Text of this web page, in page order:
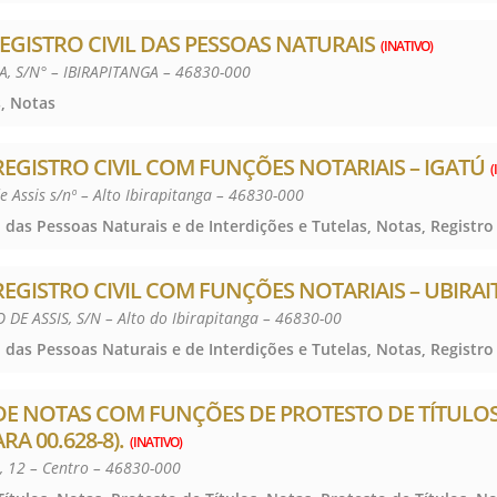
CIVIL DAS PESSOAS NATURAIS (INATIVO)
S/N° – IBIRAPITANGA – 46830-000
Notas
CIVIL COM FUNÇÕES NOTARIAIS – IGATÚ
Assis s/nº – Alto Ibirapitanga – 46830-000
CIVIL COM FUNÇÕES NOTARIAIS –
DE ASSIS, S/N – Alto do Ibirapitanga – 46830-00
NOTAS COM FUNÇÕES DE PROTESTO DE
00.628-8). (INATIVO)
12 – Centro – 46830-000